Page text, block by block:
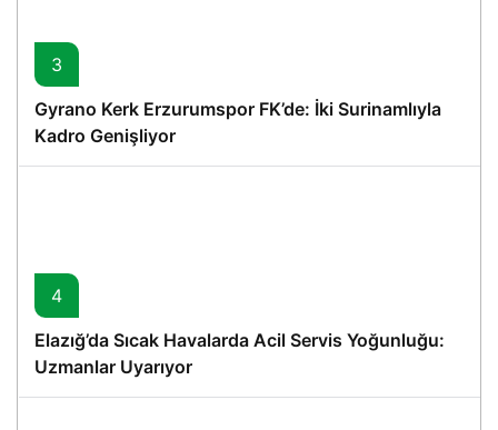
3
Gyrano Kerk Erzurumspor FK’de: İki Surinamlıyla
Kadro Genişliyor
4
Elazığ’da Sıcak Havalarda Acil Servis Yoğunluğu:
Uzmanlar Uyarıyor